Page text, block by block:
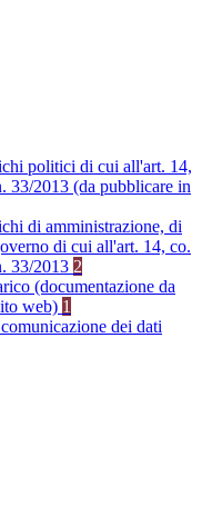
politici di cui all'art. 14,
33/2013 (da pubblicare in
di amministrazione, di
di cui all'art. 14, co.
33/2013 2
(documentazione da
web) 1
dei dati